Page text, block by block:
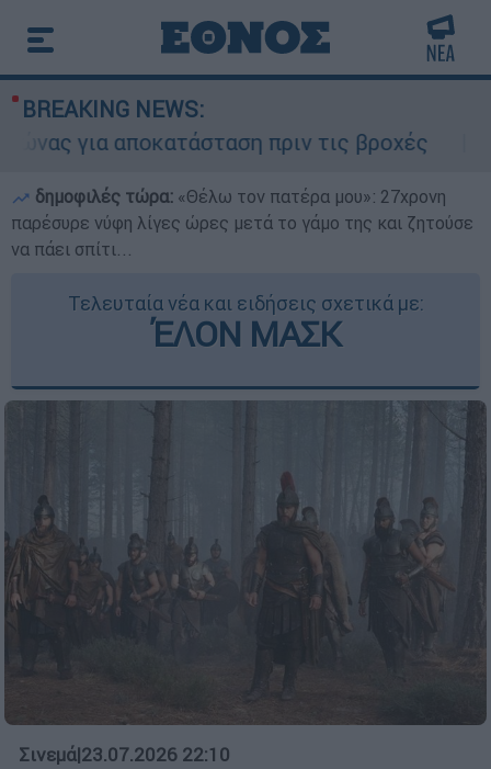
BREAKING NEWS:
πριν τις βροχές
Συναγερμός
δημοφιλές τώρα: «Θέλω τον πατέρα μου»: 27χρονη
παρέσυρε νύφη λίγες ώρες μετά το γάμο της και ζητούσε
να πάει σπίτι...
Τελευταία νέα και ειδήσεις σχετικά με:
ΈΛΟΝ ΜΑΣΚ
Σινεμά|23.07.2026 22:10